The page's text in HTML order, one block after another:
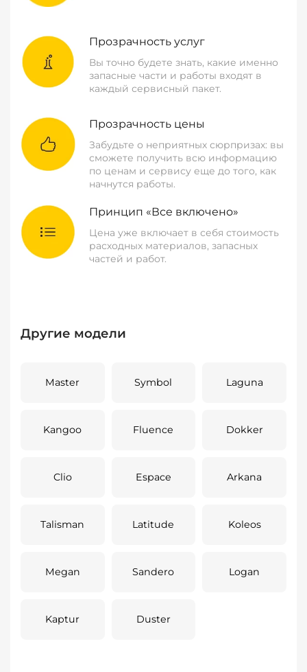
Прозрачность услуг
Вы точно будете знать, какие именно
запасные части и работы входят в
каждый сервисный пакет.
Прозрачность цены
Забудьте о неприятных сюрпризах: вы
сможете получить всю информацию
по ценам и сервису еще до того, как
начнутся работы.
Принцип «Все включено»
Цена уже включает в себя стоимость
расходных материалов, запасных
частей и работ.
Другие модели
Master Symbol Laguna
Kangoo Fluence Dokker
Clio Espace Arkana
Talisman Latitude Koleos
Megan Sandero Logan
Kaptur Duster